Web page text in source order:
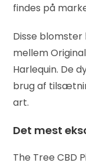
findes på
Disse
mellem
Harlequin. De
brug af
art.
Det mest
The Tree CBD